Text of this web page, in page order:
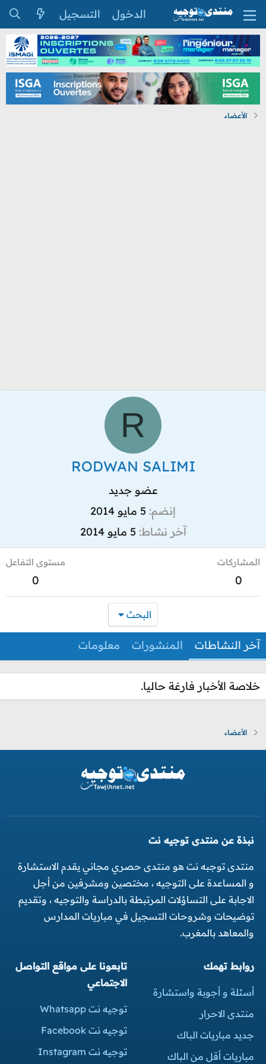
الدخول التسجيل
الأعضاء
R
RODWAN SALIMI
عضو جديد
إنضم 5 مايو 2014
آخر نشاط 5 مايو 2014
المشاركات
0
مستوى التفاعل
0
البحث
آخر النشاطات المنشورات معلومات
خلاصة الأخبار فارغة حاليا.
الأعضاء
نبذة عن منتدى توجيه نت
منتدى توجبه نت هو منتدى حصري مجاني يقدم الاستشارة
و المساعدة على التوجيه ، مختصين ومشرفين من أجل
الاجابة على التساؤلات المرتبطة بالدراسة والتوجيه ، وتقديم
توضيحات وشروحات التسجيل في مباريات المدارس
والمعاهد بالمغرب.
روابط تهمك
أسئلة و أجوبة واستشارة
منتدى الاحرار
جديد مباريات الباك
مباريات أقل من الباك
تابعونا على مواقع التواصل
الاجتماعي
توجيه نت Whatsapp
توجيه نت Facebook
توجيه نت Instagram